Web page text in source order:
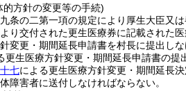
方針の変更等の手続)
条の二第一項の規定により厚生大臣又
り交付された更生医療券に記載された
変更・期間延長申請書を村長に提出しな
更生医療方針変更・期間延長申請書の
七による更生医療方針変更・期間延長
障害者に送付しなければならない。